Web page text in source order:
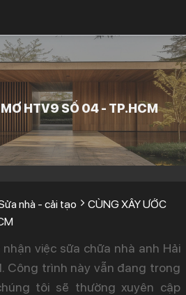
HTV9 SỐ 04 - TP.HCM
nhà - cải tạo
CÙNG XÂY ƯỚC
việc sữa chữa nhà anh Hải
Công trình này vẫn đang trong
tôi sẽ thường xuyên cập